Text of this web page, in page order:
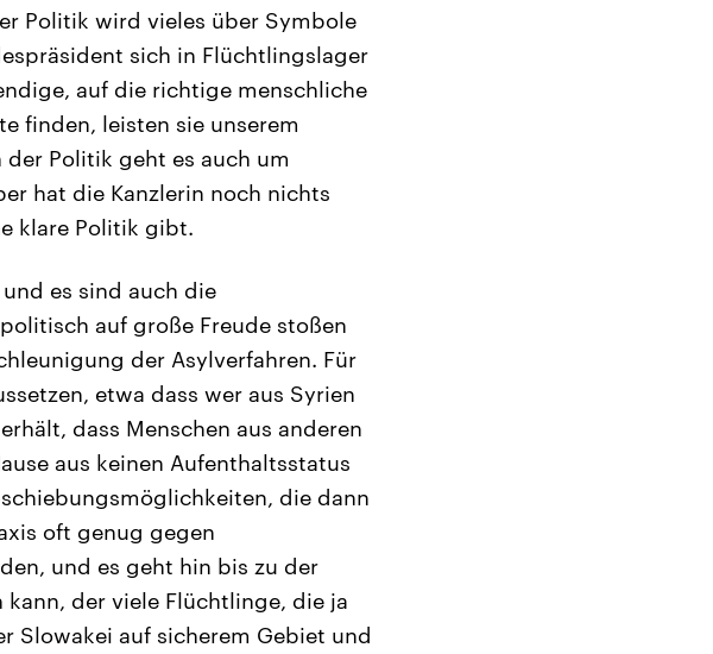
Politik wird vieles über Symbole
sich in Flüchtlingslager
auf die richtige menschliche
finden, leisten sie unserem
Politik geht es auch um
hat die Kanzlerin noch nichts
klare Politik gibt.
es sind auch die
auf große Freude stoßen
der Asylverfahren. Für
etwa dass wer aus Syrien
dass Menschen aus anderen
aus keinen Aufenthaltsstatus
die dann
oft genug gegen
und es geht hin bis zu der
der viele Flüchtlinge, die ja
Slowakei auf sicherem Gebiet und